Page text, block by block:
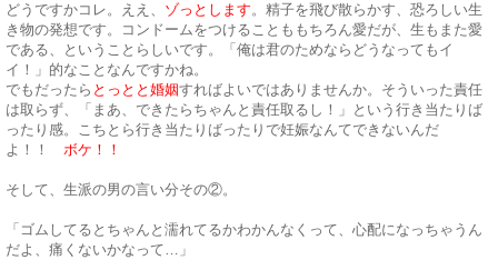
どうですかコレ。ええ、 ゾっとします。精子を飛び散らかす、恐ろしい生
き物の発想です。コンドームをつけることももちろん愛だが、生もまた愛
である、ということらしいです。「俺は君のためならどうなってもイ
イ！」的なことなんですかね。
でもだったら とっとと婚姻すればよいではありませんか。そういった責任
は取らず、「まあ、できたらちゃんと責任取るし！」という行き当たりば
ったり感。こちとら行き当たりばったりで妊娠なんてできないんだ
よ！！ ボケ！！
そして、生派の男の言い分その②。
「ゴムしてるとちゃんと濡れてるかわかんなくって、心配になっちゃうん
だよ、痛くないかなって…」